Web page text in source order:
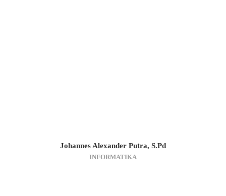
Johannes Alexander Putra, S.Pd
INFORMATIKA